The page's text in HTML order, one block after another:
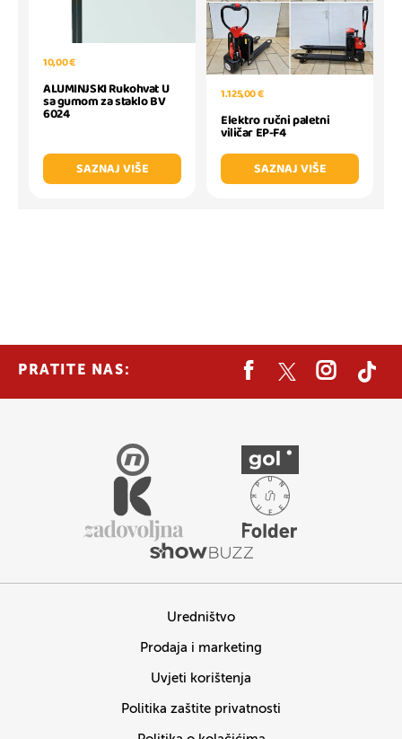
10,00 €
ALUMINJSKI Rukohvat U
sa gumom za staklo BV
6024
SAZNAJ VIŠE
1.125,00 €
Elektro ručni paletni
viličar EP-F4
SAZNAJ VIŠE
PRATITE NAS:
Uredništvo
Prodaja i marketing
Uvjeti korištenja
Politika zaštite privatnosti